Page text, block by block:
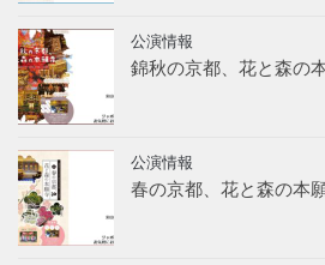
公演情報
錦秋の京都、花と森の
公演情報
春の京都、花と森の本